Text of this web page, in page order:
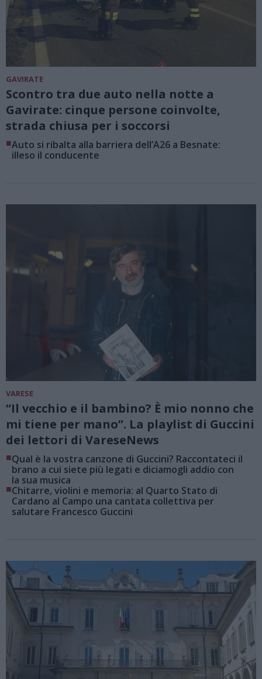
GAVIRATE
Scontro tra due auto nella notte a
Gavirate: cinque persone coinvolte,
strada chiusa per i soccorsi
■Auto si ribalta alla barriera dell’A26 a Besnate:
illeso il conducente
VARESE
“Il vecchio e il bambino? È mio nonno che
mi tiene per mano”. La playlist di Guccini
dei lettori di VareseNews
■Qual è la vostra canzone di Guccini? Raccontateci il
brano a cui siete più legati e diciamogli addio con
la sua musica
■Chitarre, violini e memoria: al Quarto Stato di
Cardano al Campo una cantata collettiva per
salutare Francesco Guccini